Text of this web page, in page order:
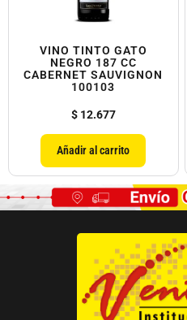
VINO TINTO GATO
NEGRO 187 CC
CABERNET SAUVIGNON
100103
$12.677
Añadir al carrito